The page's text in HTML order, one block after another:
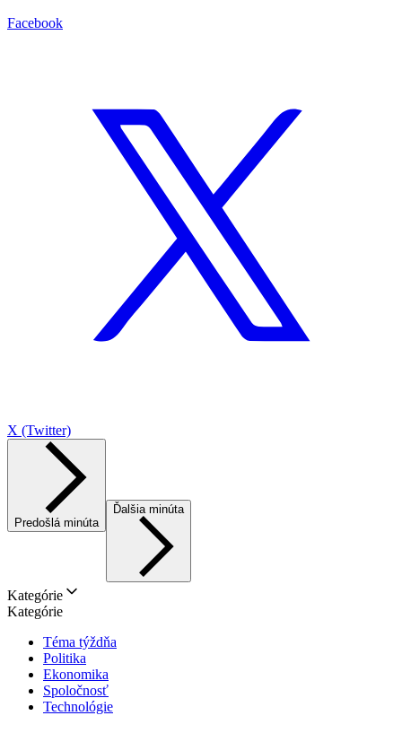
Facebook
X (Twitter)
Predošlá minúta
Ďalšia minúta
Kategórie
Kategórie
Téma týždňa
Politika
Ekonomika
Spoločnosť
Technológie